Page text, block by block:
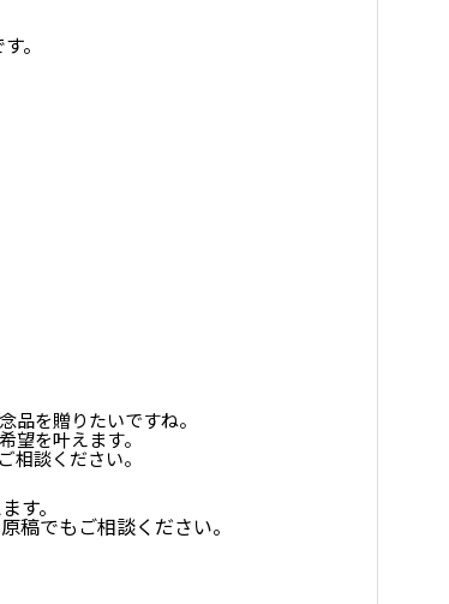
。
品を贈りたいですね。
望を叶えます。
相談ください。
す。
稿でもご相談ください。